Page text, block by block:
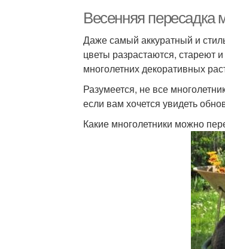
Весенняя пересадка
Даже самый аккуратный и
цветы разрастаются, стареют
многолетних декоративных
Разумеется, не все
если вам хочется увидеть
Какие многолетники можно